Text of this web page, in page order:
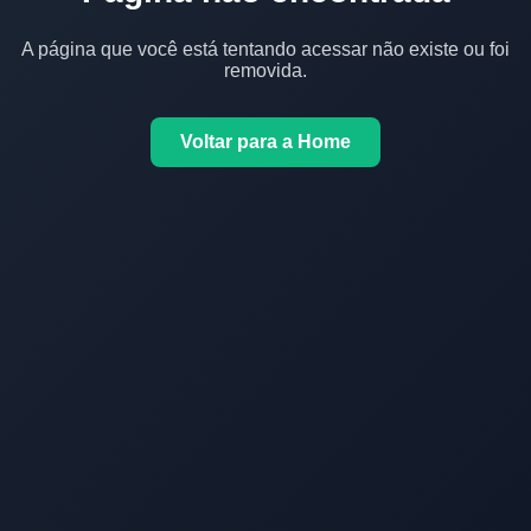
A página que você está tentando acessar não existe ou foi
removida.
Voltar para a Home